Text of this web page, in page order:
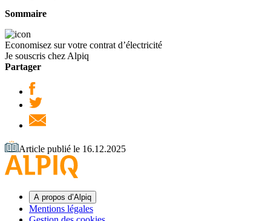
Sommaire
Economisez sur votre contrat d’électricité
Je souscris chez Alpiq
Partager
Article publié le 16.12.2025
A propos d’Alpiq
Mentions légales